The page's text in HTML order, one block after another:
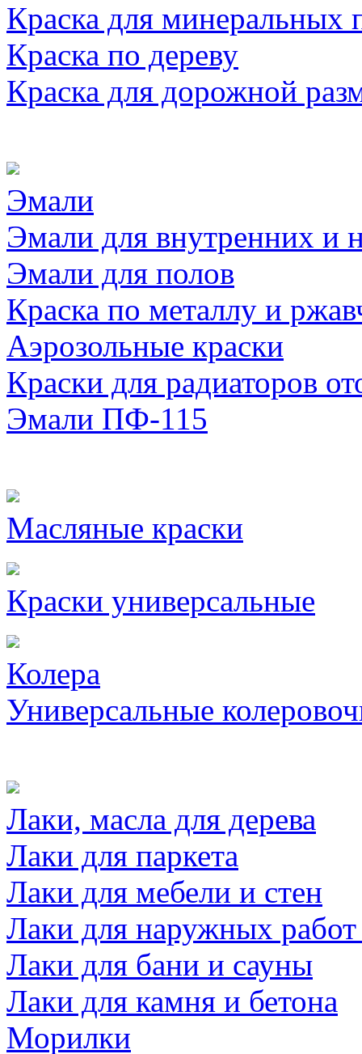
Краска для минеральных
Краска по дереву
Краска для дорожной
Эмали
Эмали для внутренних и
Эмали для полов
Краска по металлу и
Аэрозольные краски
Краски для радиаторов
Эмали ПФ-115
Масляные краски
Краски универсальные
Колера
Универсальные
Лаки, масла для дерева
Лаки для паркета
Лаки для мебели и стен
Лаки для наружных
Лаки для бани и сауны
Лаки для камня и бетона
Морилки